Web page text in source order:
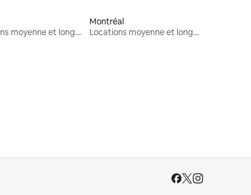
Locations moyenne et longue durée
Montréal
Locations moyenne et longue durée